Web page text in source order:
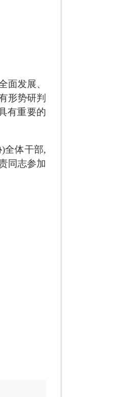
面发展、
形势研判
有重要的
全体干部,
同志参加